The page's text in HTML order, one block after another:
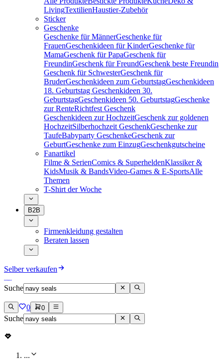
LivingTextilienHaustier-Zubehör
Sticker
Geschenke
Geschenke für MännerGeschenke für
FrauenGeschenkideen für KinderGeschenke für
MamaGeschenk für PapaGeschenk für
FreundinGeschenk für FreundGeschenk beste Freundin
Geschenk für SchwesterGeschenk für
BruderGeschenkideen zum GeburtstagGeschenkideen
18. Geburtstag Geschenkideen 30.
GeburtstagGeschenkideen 50. GeburtstagGeschenke
zur RenteRichtfest Geschenk
Geschenkideen zur HochzeitGeschenk zur goldenen
HochzeitSilberhochzeit GeschenkGeschenke zur
TaufeBabyparty GeschenkeGeschenk zur
GeburtGeschenke zum EinzugGeschenkgutscheine
Fanartikel
Filme & SerienComics & SuperheldenKlassiker &
KidsMusik & BandsVideo-Games & E-SportsAlle
Themen
T-Shirt der Woche
B2B
Firmenkleidung gestalten
Beraten lassen
Selber verkaufen
Suche
0 0
Suche
...